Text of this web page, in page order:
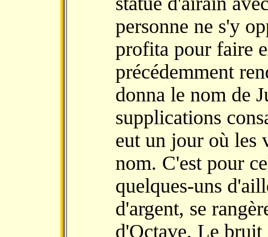
personne ne s'y
profita pour faire
précédemment
donna le nom de
supplications
eut un jour où les
nom. C'est pour
quelques-uns
d'argent, se
d'Octave. Le bruit